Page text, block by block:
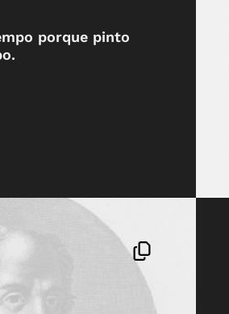
porque pinto